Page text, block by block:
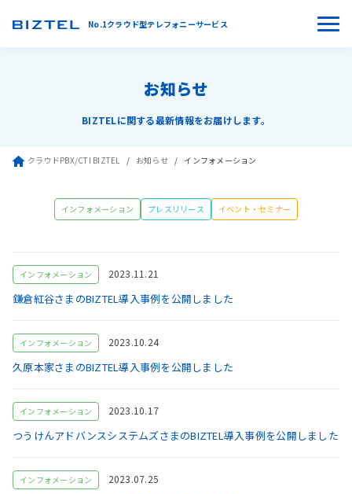
No.1クラウド型テレフォニーサービス
お知らせ
BIZTELに関する最新情報をお届けします。
クラウドPBX/CTI BIZTEL お知らせ インフォメーション
インフォメーション プレスリリース イベント・セミナー
インフォメーション 2023.11.21
鎌倉紅谷さまのBIZTEL導入事例を公開しました
インフォメーション 2023.10.24
久原本家さまのBIZTEL導入事例を公開しました
インフォメーション 2023.10.17
つうけんアドバンスシステムズさまのBIZTEL導入事例を公開しました
インフォメーション 2023.07.25